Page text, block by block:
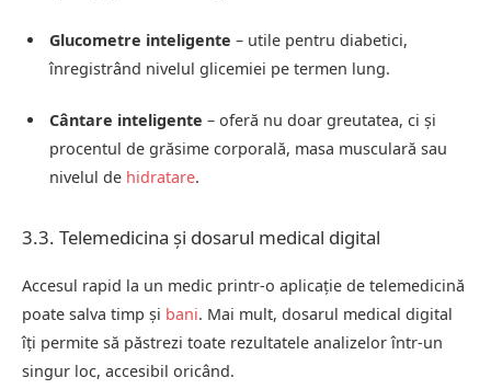
Glucometre inteligente – utile pentru diabetici,
înregistrând nivelul glicemiei pe termen lung.
Cântare inteligente – oferă nu doar greutatea, ci și
procentul de grăsime corporală, masa musculară sau
nivelul de hidratare.
3.3. Telemedicina și dosarul medical digital
Accesul rapid la un medic printr-o aplicație de telemedicină
poate salva timp și bani. Mai mult, dosarul medical digital
îți permite să păstrezi toate rezultatele analizelor într-un
singur loc, accesibil oricând.